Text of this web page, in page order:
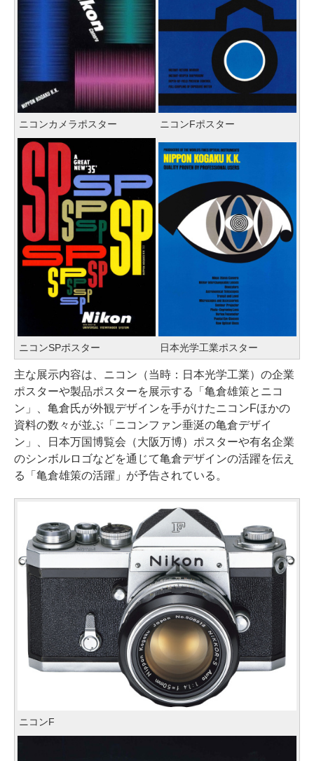
ニコンカメラポスター ニコンFポスター
ニコンSPポスター 日本光学工業ポスター
主な展示内容は、ニコン（当時：日本光学工業）の企業
ポスターや製品ポスターを展示する「亀倉雄策とニコ
ン」、亀倉氏が外観デザインを手がけたニコンFほかの
資料の数々が並ぶ「ニコンファン垂涎の亀倉デザイ
ン」、日本万国博覧会（大阪万博）ポスターや有名企業
のシンボルロゴなどを通じて亀倉デザインの活躍を伝え
る「亀倉雄策の活躍」が予告されている。
ニコンF